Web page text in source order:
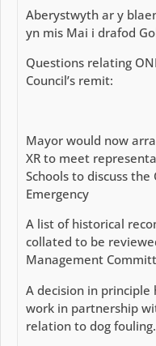
Aberystwyth ar y
yn mis Mai i drafod
Questions relating
Council’s remit:
Mayor would now
XR to meet
Schools to discuss
Emergency
A list of historical
collated to be
Management
A decision in
work in partnership
relation to dog fouling.